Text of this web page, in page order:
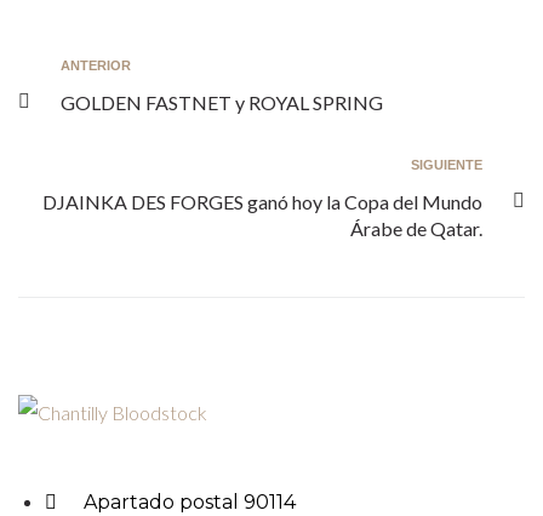
ANTERIOR
GOLDEN FASTNET y ROYAL SPRING
SIGUIENTE
DJAINKA DES FORGES ganó hoy la Copa del Mundo
Árabe de Qatar.
Apartado postal 90114